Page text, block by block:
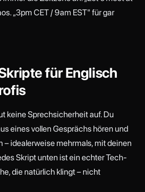
„3pm CET / 9am EST" für gar
für Englisch
keine Sprechsicherheit auf. Du
eines vollen Gesprächs hören und
– idealerweise mehrmals, mit deinen
Skript unten ist ein echter Tech-
die natürlich klingt – nicht